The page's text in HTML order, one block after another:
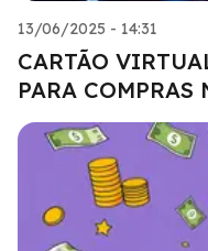
13/06/2025 - 14:31
CARTÃO
PARA COMPRAS